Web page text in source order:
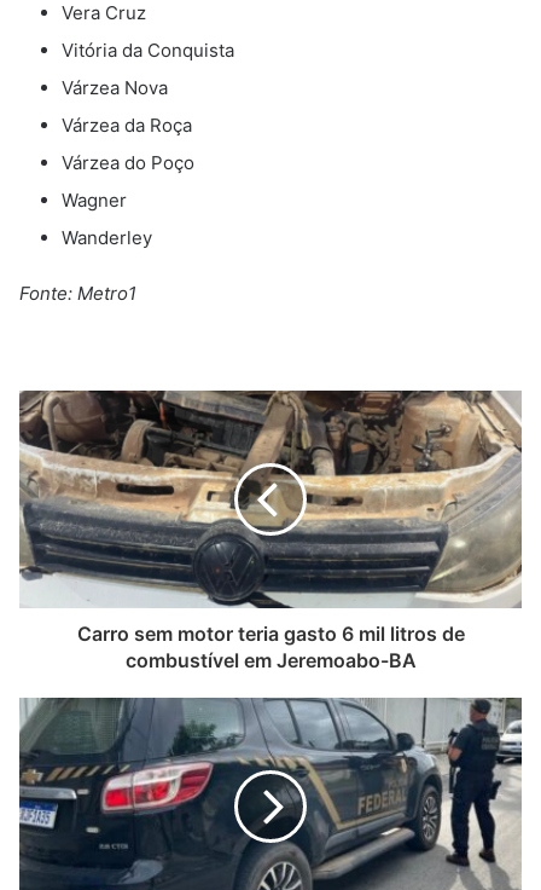
Vera Cruz
Vitória da Conquista
Várzea Nova
Várzea da Roça
Várzea do Poço
Wagner
Wanderley
Fonte: Metro1
Carro sem motor teria gasto 6 mil litros de
combustível em Jeremoabo-BA